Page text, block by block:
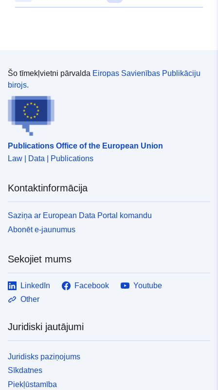
de.org/id/de.bb.metadata/
Šo tīmekļvietni pārvalda Eiropas Savienības Publikāciju
birojs.
Publications Office of the European Union
Law | Data | Publications
Kontaktinformācija
Saziņa ar European Data Portal komandu
Abonēt e-jaunumus
Sekojiet mums
LinkedIn Facebook
Youtube
Other
Juridiski jautājumi
Juridisks paziņojums
Sīkdatnes
Piekļūstamība